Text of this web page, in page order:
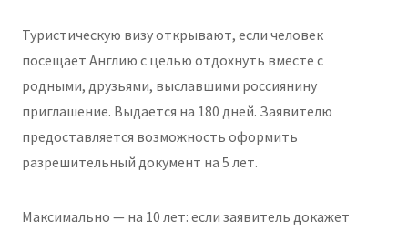
Туристическую визу открывают, если человек
посещает Англию с целью отдохнуть вместе с
родными, друзьями, выславшими россиянину
приглашение. Выдается на 180 дней. Заявителю
предоставляется возможность оформить
разрешительный документ на 5 лет.
Максимально — на 10 лет: если заявитель докажет